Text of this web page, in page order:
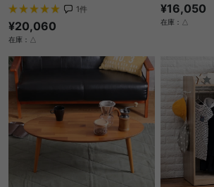
1件
¥20,060
在庫：△
¥16,050
在庫：△